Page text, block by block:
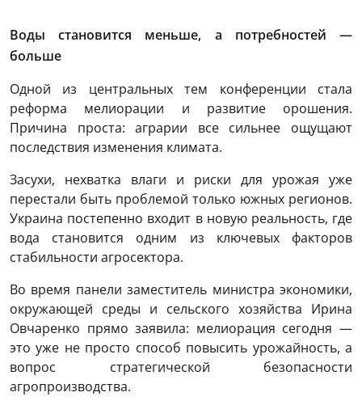
Воды становится меньше, а потребностей —
больше
Одной из центральных тем конференции стала
реформа мелиорации и развитие орошения.
Причина проста: аграрии все сильнее ощущают
последствия изменения климата.
Засухи, нехватка влаги и риски для урожая уже
перестали быть проблемой только южных регионов.
Украина постепенно входит в новую реальность, где
вода становится одним из ключевых факторов
стабильности агросектора.
Во время панели заместитель министра экономики,
окружающей среды и сельского хозяйства Ирина
Овчаренко прямо заявила: мелиорация сегодня —
это уже не просто способ повысить урожайность, а
вопрос стратегической безопасности
агропроизводства.